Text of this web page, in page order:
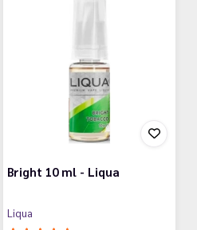
Bright 10 ml - Liqua
Liqua